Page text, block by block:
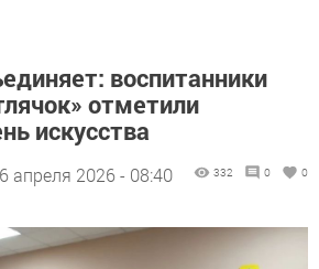
воспитанники
отметили
искусства
апреля 2026 - 08:40 332 0 0